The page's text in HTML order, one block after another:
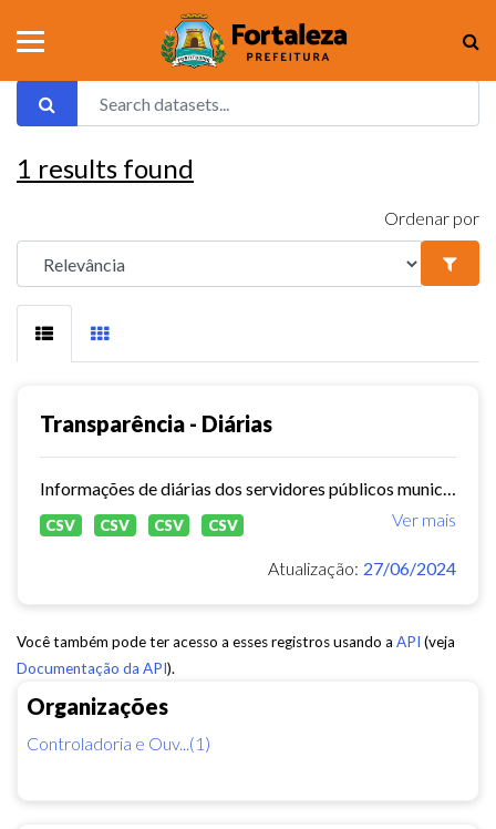
Organizações
Controladoria e Ouv...(1)
1 results found
Ordenar por
Transparência - Diárias
Ver mais
CSV CSV CSV CSV
Atualização: 27/06/2024
Você também pode ter acesso a esses registros usando a API (veja
Documentação da API).